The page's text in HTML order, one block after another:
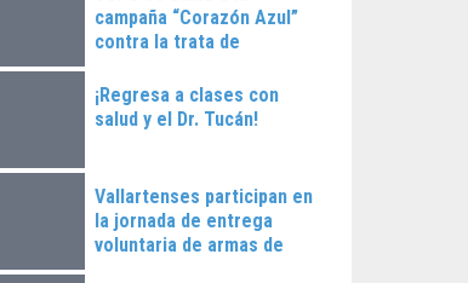
campaña “Corazón Azul”
contra la trata de
¡Regresa a clases con
salud y el Dr. Tucán!
Vallartenses participan en
la jornada de entrega
voluntaria de armas de